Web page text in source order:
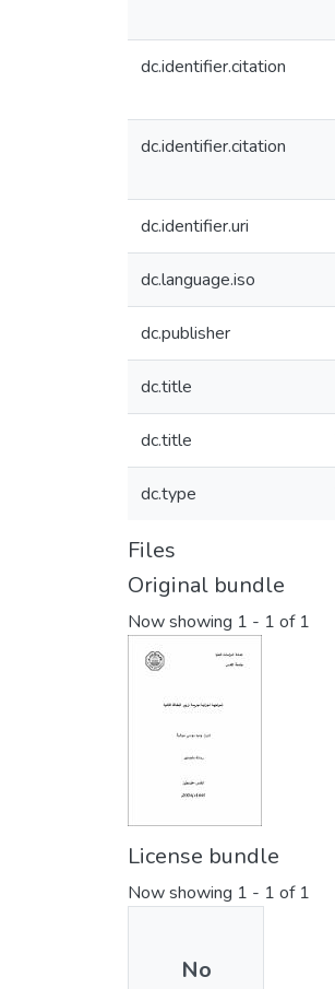
dc.identifier.citation
dc.identifier.citation
dc.identifier.uri
dc.language.iso
dc.publisher
dc.title
dc.title
dc.type
Files
Original bundle
Now showing 1 - 1 of 1
License bundle
Now showing 1 - 1 of 1
No